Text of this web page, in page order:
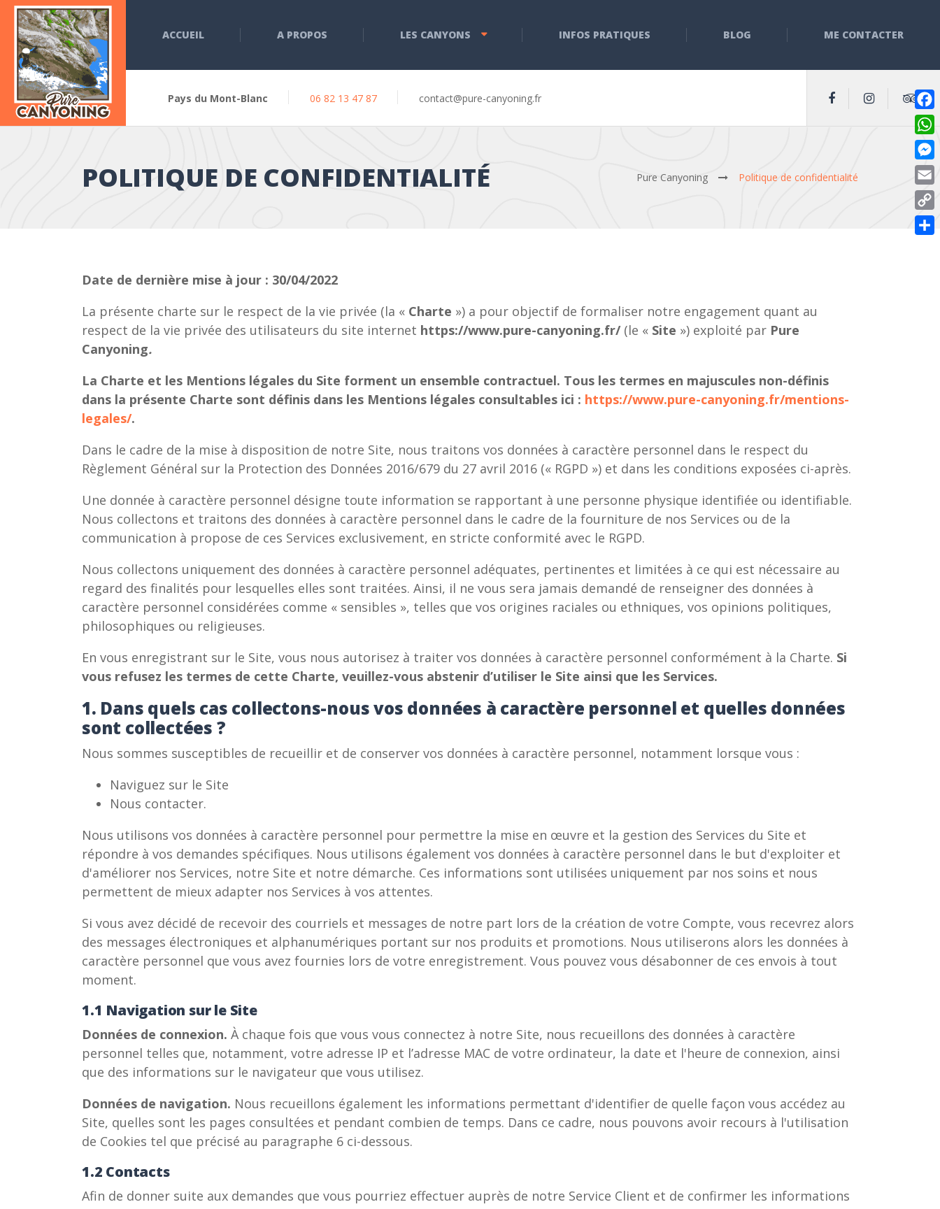
ACCUEIL A PROPOS LES CANYONS INFOS PRATIQUES BLOG ME CONTACTER
Pays du Mont-Blanc 06 82 13 47 87 contact@pure-canyoning.fr
POLITIQUE DE CONFIDENTIALITÉ Pure Canyoning Politique de confidentialité
Date de dernière mise à jour : 30/04/2022
La présente charte sur le respect de la vie privée (la « Charte ») a pour objectif de formaliser notre engagement quant au
respect de la vie privée des utilisateurs du site internet https://www.pure-canyoning.fr/ (le « Site ») exploité par Pure
Canyoning.
La Charte et les Mentions légales du Site forment un ensemble contractuel. Tous les termes en majuscules non-définis
dans la présente Charte sont définis dans les Mentions légales consultables ici : https://www.pure-canyoning.fr/mentions-
legales/.
Dans le cadre de la mise à disposition de notre Site, nous traitons vos données à caractère personnel dans le respect du
Règlement Général sur la Protection des Données 2016/679 du 27 avril 2016 (« RGPD ») et dans les conditions exposées ci-après.
Une donnée à caractère personnel désigne toute information se rapportant à une personne physique identifiée ou identifiable.
Nous collectons et traitons des données à caractère personnel dans le cadre de la fourniture de nos Services ou de la
communication à propose de ces Services exclusivement, en stricte conformité avec le RGPD.
Nous collectons uniquement des données à caractère personnel adéquates, pertinentes et limitées à ce qui est nécessaire au
regard des finalités pour lesquelles elles sont traitées. Ainsi, il ne vous sera jamais demandé de renseigner des données à
caractère personnel considérées comme « sensibles », telles que vos origines raciales ou ethniques, vos opinions politiques,
philosophiques ou religieuses.
En vous enregistrant sur le Site, vous nous autorisez à traiter vos données à caractère personnel conformément à la Charte. Si
vous refusez les termes de cette Charte, veuillez-vous abstenir d’utiliser le Site ainsi que les Services.
1. Dans quels cas collectons-nous vos données à caractère personnel et quelles données
sont collectées ?
Nous sommes susceptibles de recueillir et de conserver vos données à caractère personnel, notamment lorsque vous :
Naviguez sur le Site
Nous contacter.
Nous utilisons vos données à caractère personnel pour permettre la mise en œuvre et la gestion des Services du Site et
répondre à vos demandes spécifiques. Nous utilisons également vos données à caractère personnel dans le but d'exploiter et
d'améliorer nos Services, notre Site et notre démarche. Ces informations sont utilisées uniquement par nos soins et nous
permettent de mieux adapter nos Services à vos attentes.
Si vous avez décidé de recevoir des courriels et messages de notre part lors de la création de votre Compte, vous recevrez alors
des messages électroniques et alphanumériques portant sur nos produits et promotions. Nous utiliserons alors les données à
caractère personnel que vous avez fournies lors de votre enregistrement. Vous pouvez vous désabonner de ces envois à tout
moment.
1.1 Navigation sur le Site
Données de connexion. À chaque fois que vous vous connectez à notre Site, nous recueillons des données à caractère
personnel telles que, notamment, votre adresse IP et l’adresse MAC de votre ordinateur, la date et l'heure de connexion, ainsi
que des informations sur le navigateur que vous utilisez.
Données de navigation. Nous recueillons également les informations permettant d'identifier de quelle façon vous accédez au
Site, quelles sont les pages consultées et pendant combien de temps. Dans ce cadre, nous pouvons avoir recours à l'utilisation
de Cookies tel que précisé au paragraphe 6 ci-dessous.
1.2 Contacts
Afin de donner suite aux demandes que vous pourriez effectuer auprès de notre Service Client et de confirmer les informations
Link